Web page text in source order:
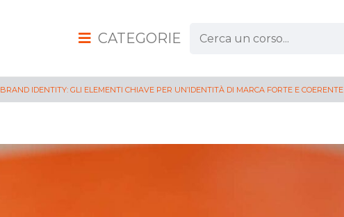
CATEGORIE
BRAND IDENTITY: GLI ELEMENTI CHIAVE PER UN’IDENTITÀ DI MARCA FORTE E COERENTE